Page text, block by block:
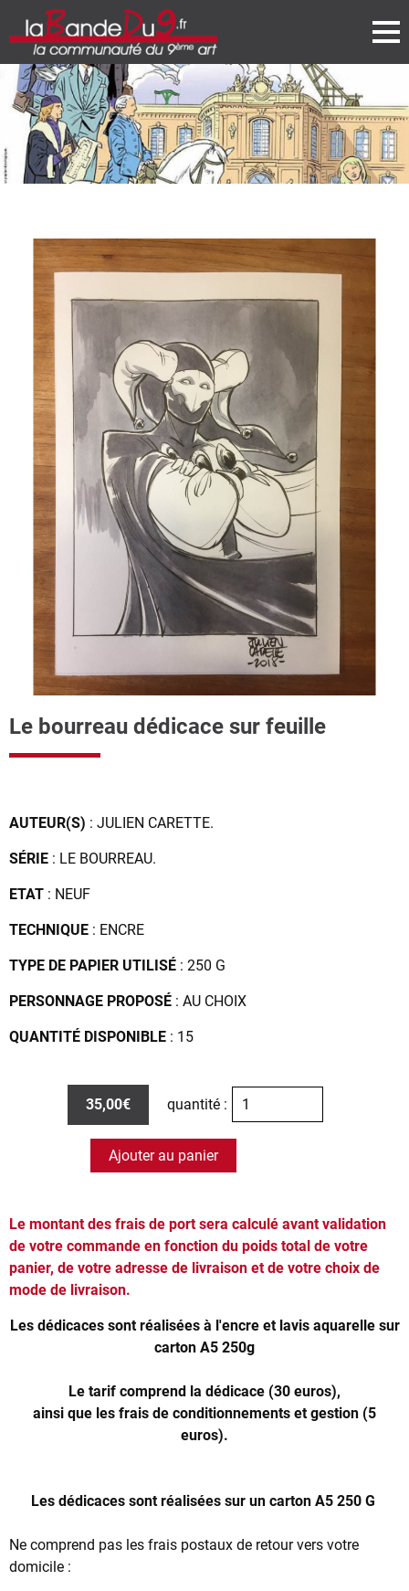
Le bourreau dédicace sur feuille
AUTEUR(S) : JULIEN CARETTE.
SÉRIE : LE BOURREAU.
ETAT : NEUF
TECHNIQUE : ENCRE
TYPE DE PAPIER UTILISÉ : 250 G
PERSONNAGE PROPOSÉ : AU CHOIX
QUANTITÉ DISPONIBLE : 15
35,00€ quantité :
Ajouter au panier
Le montant des frais de port sera calculé avant validation
de votre commande en fonction du poids total de votre
panier, de votre adresse de livraison et de votre choix de
mode de livraison.
Les dédicaces sont réalisées à l'encre et lavis aquarelle sur
carton A5 250g
Le tarif comprend la dédicace (30 euros),
ainsi que les frais de conditionnements et gestion (5
euros).
Les dédicaces sont réalisées sur un carton A5 250 G
Ne comprend pas les frais postaux de retour vers votre
domicile :